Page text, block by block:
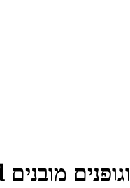
גופנים מותאמים אישית של Carrd וגופנים מובנים